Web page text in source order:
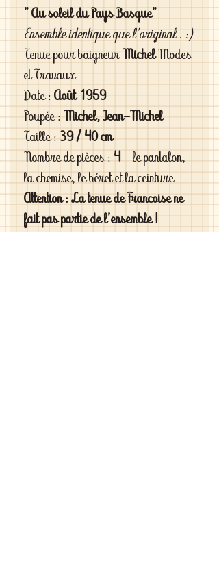
" Au soleil du Pays Basque"
Ensemble identique que l'original . :)
Tenue pour baigneur MichelModes
et Travaux
Date : Août 1959
Poupée : Michel, Jean-Michel
Taille : 39 / 40 cm
Nombre de pièces :4- le pantalon,
la chemise, le béret et la ceinture
Attention : La tenue de Francoise ne
fait pas partie de l'ensemble !